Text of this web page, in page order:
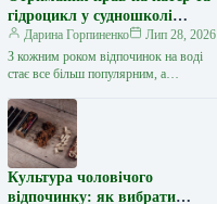
гідроцикл у судношколі
«Либідь-А»: від теорії до
іспиту
Дарина Горпиненко
Лип 28, 2026
З кожним роком відпочинок на воді
стає все більш популярним, а
чи гідроциклом відкриває нові
горизонти…
Культура чоловічого
відпочинку: як вибрати